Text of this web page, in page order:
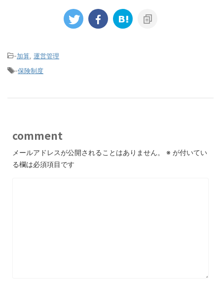
-加算 運営管理
-保険制度
comment
メールアドレスが公開されることはありません。 ※ が付いてい
る欄は必須項目です